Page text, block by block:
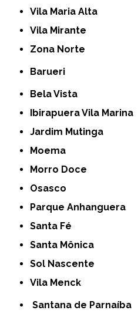
Vila Maria Alta
Vila Mirante
Zona Norte
Barueri
Bela Vista
Ibirapuera Vila Marina
Jardim Mutinga
Moema
Morro Doce
Osasco
Parque Anhanguera
Santa Fé
Santa Mônica
Sol Nascente
Vila Menck
Santana de Parnaíba